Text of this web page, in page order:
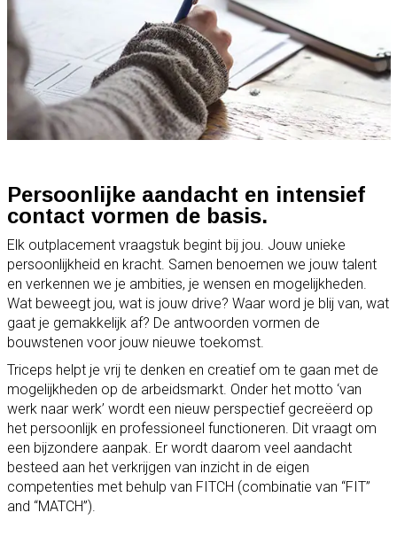
Persoonlijke aandacht en intensief
contact vormen de basis.
Elk outplacement vraagstuk begint bij jou. Jouw unieke
persoonlijkheid en kracht. Samen benoemen we jouw talent
en verkennen we je ambities, je wensen en mogelijkheden.
Wat beweegt jou, wat is jouw drive? Waar word je blij van, wat
gaat je gemakkelijk af? De antwoorden vormen de
bouwstenen voor jouw nieuwe toekomst.
Triceps helpt je vrij te denken en creatief om te gaan met de
mogelijkheden op de arbeidsmarkt. Onder het motto ‘van
werk naar werk’ wordt een nieuw perspectief gecreëerd op
het persoonlijk en professioneel functioneren. Dit vraagt om
een bijzondere aanpak. Er wordt daarom veel aandacht
besteed aan het verkrijgen van inzicht in de eigen
competenties met behulp van FITCH (combinatie van “FIT”
and “MATCH”).